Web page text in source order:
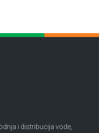
i distribucija vode,